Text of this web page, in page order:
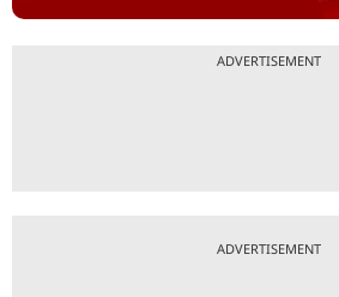
ADVERTISEMENT
ADVERTISEMENT